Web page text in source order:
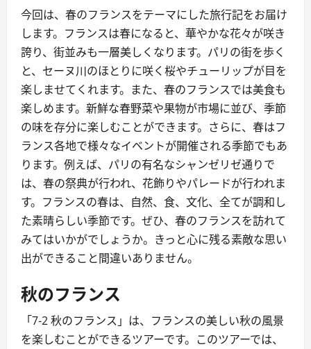
今回は、春のフランスをテーマにした旅行記をお届け
します。フランスは春になると、華やかな花々が咲き
誇り、街並みも一層美しくなります。パリの街を歩く
と、セーヌ川のほとりに咲く桜やチューリップが目を
楽しませてくれます。また、春のフランスでは美食も
楽しめます。新鮮な春野菜や果物が市場に並び、季節
の味を存分に楽しむことができます。さらに、春はフ
ランス各地で様々なイベントが開催される季節でもあ
ります。例えば、パリの有名なシャンゼリゼ通りで
は、春の祭典が行われ、花飾りやパレードが行われま
す。フランスの春は、自然、食、文化、全てが調和し
た素晴らしい季節です。ぜひ、春のフランスを訪れて
みてはいかがでしょうか。きっと心に残る素敵な思い
出ができること間違いありません。
秋のフランス
「7-2 秋のフランス」は、フランスの美しい秋の風景
を楽しむことができるツアーです。このツアーでは、